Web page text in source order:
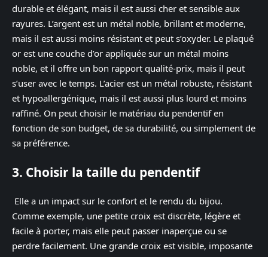
durable et élégant, mais il est aussi cher et sensible aux
rayures. L’argent est un métal noble, brillant et moderne,
mais il est aussi moins résistant et peut s’oxyder. Le plaqué
or est une couche d’or appliquée sur un métal moins
noble, et il offre un bon rapport qualité-prix, mais il peut
s’user avec le temps. L’acier est un métal robuste, résistant
et hypoallergénique, mais il est aussi plus lourd et moins
raffiné. On peut choisir le matériau du pendentif en
fonction de son budget, de sa durabilité, ou simplement de
sa préférence.
3. Choisir la taille du pendentif
Elle a un impact sur le confort et le rendu du bijou.
Comme exemple, une petite croix est discrète, légère et
facile à porter, mais elle peut passer inaperçue ou se
perdre facilement. Une grande croix est visible, imposante